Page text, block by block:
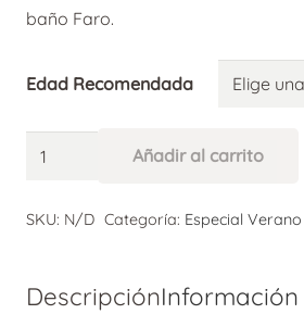
baño Faro.
Edad Recomendada
Monnëka
Natación
Añadir al carrito
SKU: N/D Categoría: Especial Verano
Descripción